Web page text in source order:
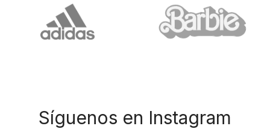
Síguenos en Instagram